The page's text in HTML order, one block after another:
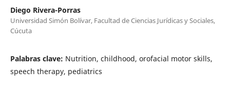
Diego Rivera-Porras
Universidad Simón Bolívar, Facultad de Ciencias Jurídicas y Sociales,
Cúcuta
Palabras clave: Nutrition, childhood, orofacial motor skills,
speech therapy, pediatrics